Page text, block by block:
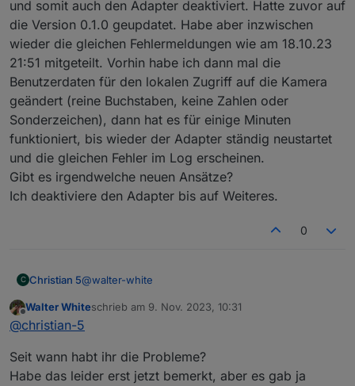
tapo.0
2023-11-08 16:16:00.575	error	Error:
2023-11-08 16:15:50.598	error	Error:
tapo.0
2023-11-08 16:15:40.598	error	Error:
tapo.0
2023-11-08 16:15:31.103	error	Error:
und somit auch den Adapter deaktiviert. Hatte zuvor auf
die Version 0.1.0 geupdatet. Habe aber inzwischen
wieder die gleichen Fehlermeldungen wie am 18.10.23
21:51 mitgeteilt. Vorhin habe ich dann mal die
Benutzerdaten für den lokalen Zugriff auf die Kamera
geändert (reine Buchstaben, keine Zahlen oder
Sonderzeichen), dann hat es für einige Minuten
funktioniert, bis wieder der Adapter ständig neustartet
und die gleichen Fehler im Log erscheinen.
Gibt es irgendwelche neuen Ansätze?
Ich deaktiviere den Adapter bis auf Weiteres.
0
C Christian 5@walter-white
Hallo an alle, ich bekomme immer diese
Fehlermeldung. 2023-11-08 16:48:52.870 - warn:
of undefined (reading 'find')
2023-11-08 16:49:02.865 - warn: tapo.0 (80229)
Offline
Walter Whiteschrieb am 9. Nov. 2023, 10:31
zuletzt editiert von
@christian-5
Seit wann habt ihr die Probleme?
Habe das leider erst jetzt bemerkt, aber es gab ja